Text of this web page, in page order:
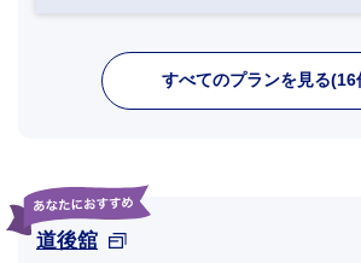
すべてのプランを見る(16
道後舘